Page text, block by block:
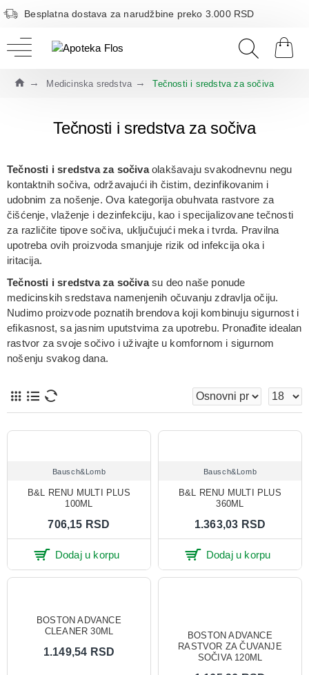
Besplatna dostava za narudžbine preko 3.000 RSD
Medicinska sredstva Tečnosti i sredstva za sočiva
Tečnosti i sredstva za sočiva
Tečnosti i sredstva za sočivaolakšavaju svakodnevnu negu
kontaktnih sočiva, održavajući ih čistim, dezinfikovanim i
udobnim za nošenje. Ova kategorija obuhvata rastvore za
čišćenje, vlaženje i dezinfekciju, kao i specijalizovane tečnosti
za različite tipove sočiva, uključujući meka i tvrda. Pravilna
upotreba ovih proizvoda smanjuje rizik od infekcija oka i
iritacija.
Tečnosti i sredstva za sočivasu deo naše ponude
medicinskih sredstava namenjenih očuvanju zdravlja očiju.
Nudimo proizvode poznatih brendova koji kombinuju sigurnost i
efikasnost, sa jasnim uputstvima za upotrebu. Pronađite idealan
rastvor za svoje sočivo i uživajte u komfornom i sigurnom
nošenju svakog dana.
Bausch&Lomb
B&L RENU MULTI PLUS
100ML
706,15 RSD
Dodaj u korpu
Bausch&Lomb
B&L RENU MULTI PLUS
360ML
1.363,03 RSD
Dodaj u korpu
BOSTON ADVANCE
CLEANER 30ML
1.149,54 RSD
BOSTON ADVANCE
RASTVOR ZA ČUVANJE
SOČIVA 120ML